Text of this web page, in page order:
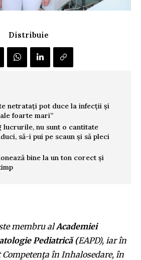
Distribuie
netratați pot duce la infecții și
foarte mari”
lucrurile, nu sunt o cantitate
să-i pui pe scaun și să pleci
bine la un ton corect și
membru alAcademiei
Pediatrică (EAPD), iar în
în Inhalosedare, în